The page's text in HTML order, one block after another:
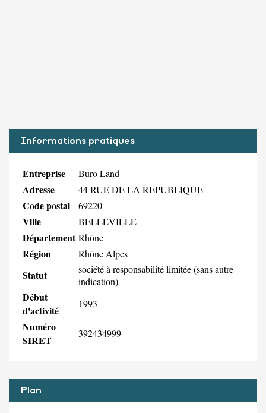
Informations pratiques
Entreprise Buro Land
Adresse 44 RUE DE LA REPUBLIQUE
Code postal 69220
Ville BELLEVILLE
Département Rhône
Région Rhône Alpes
Statut
société à responsabilité limitée (sans autre
indication)
Début
d'activité
1993
Numéro
SIRET
392434999
Plan